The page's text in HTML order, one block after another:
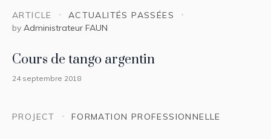
ARTICLE
ACTUALITÉS PASSÉES
by Administrateur FAUN
Cours de tango argentin
24 septembre 2018
PROJECT FORMATION PROFESSIONNELLE